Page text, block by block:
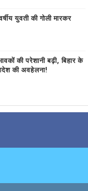
युवती की गोली मारकर
की परेशानी बढ़ी, बिहार के
की अवहेलना!